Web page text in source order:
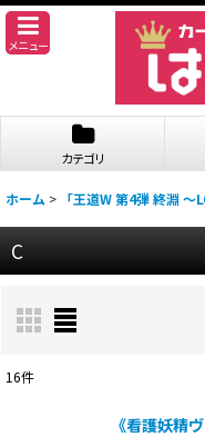
メニュー
カテゴリ
ホーム > 「王道W 第4弾 終淵 〜
C
16件
《看護妖精